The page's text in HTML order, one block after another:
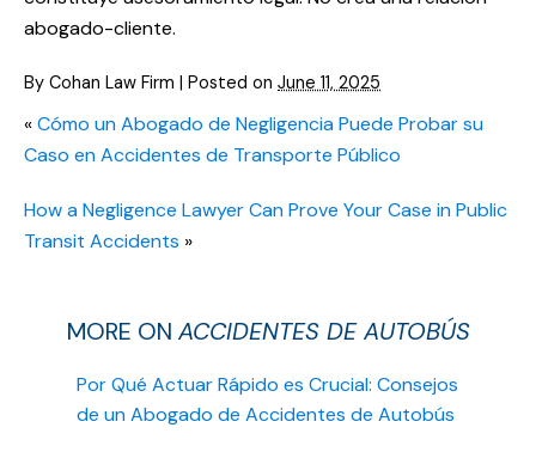
abogado-cliente.
By Cohan Law Firm | Posted on June 11, 2025
«Cómo un Abogado de Negligencia Puede Probar su
Caso en Accidentes de Transporte Público
How a Negligence Lawyer Can Prove Your Case in Public
Transit Accidents »
MORE ON ACCIDENTES DE AUTOBÚS
Por Qué Actuar Rápido es Crucial: Consejos
de un Abogado de Accidentes de Autobús